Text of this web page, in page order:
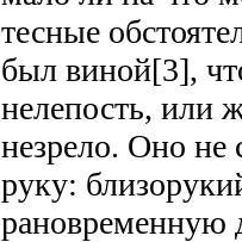
тесные
был виной[3],
нелепость, или
незрело. Оно не
руку:
рановременную